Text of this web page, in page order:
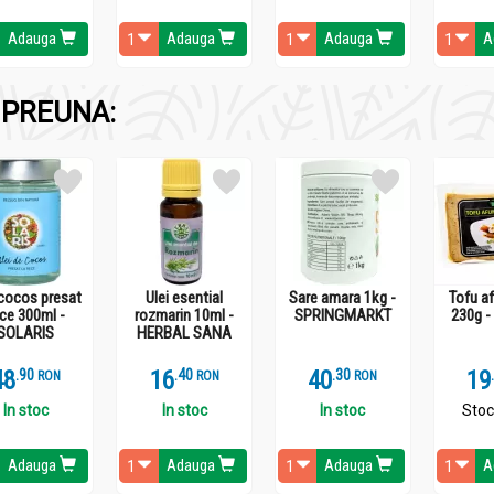
„romaniță”, este una dintre cele mai utilizate plante
încă din Antichitate în Egipt și Grecia pentru ameliorarea
sale antiinflamatoare, gastroprotectoare și calmante. Folosit
asupra sistemelor digestiv, nervos, cutanat și respirator.
de sânge și reduc inflamațiile
acțiune antiseptică și antiiritantă
Adauga Adauga Adauga
presat
300ml -
.9 RON
In stoc
Adauga
Ulei esential
rozmarin 10ml -
HERBAL SANA
16.4 RON
In stoc
Adauga
Sare amara 1kg -
SPRINGMARKT
40.3 RON
In stoc
Adauga
Tofu
230g -
19.